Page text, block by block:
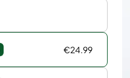
€24.99